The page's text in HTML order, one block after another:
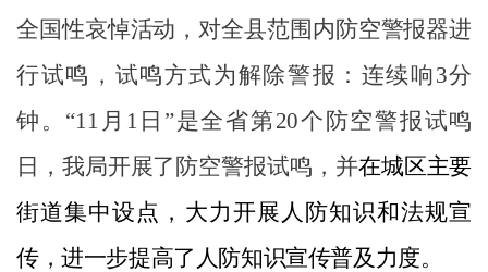
全国性哀悼活动，对全县范围内防空警报器进
行试鸣，试鸣方式为解除警报：连续响3分
钟。 “11 月 1 日”是全省第20个防空警报试鸣
日，我局开展了防空警报试鸣 ，并在城区主要
街道集中设点，大力开展人防知识和法规宣
传，进一步提高了人防知识宣传普及力度。